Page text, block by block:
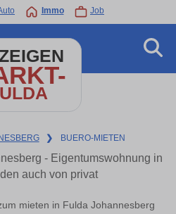
Immo Job
❯ BUERO-MIETEN
- Eigentumswohnung in
auch von privat
mieten in Fulda Johannesberg